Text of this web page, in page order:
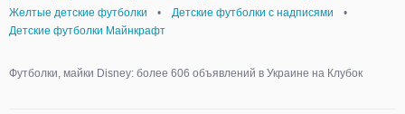
Желтые детские футболки
• Детские футболки с надписями
•
Детские футболки Майнкрафт
Футболки, майки Disney: более 606 объявлений в Украине на Клубок